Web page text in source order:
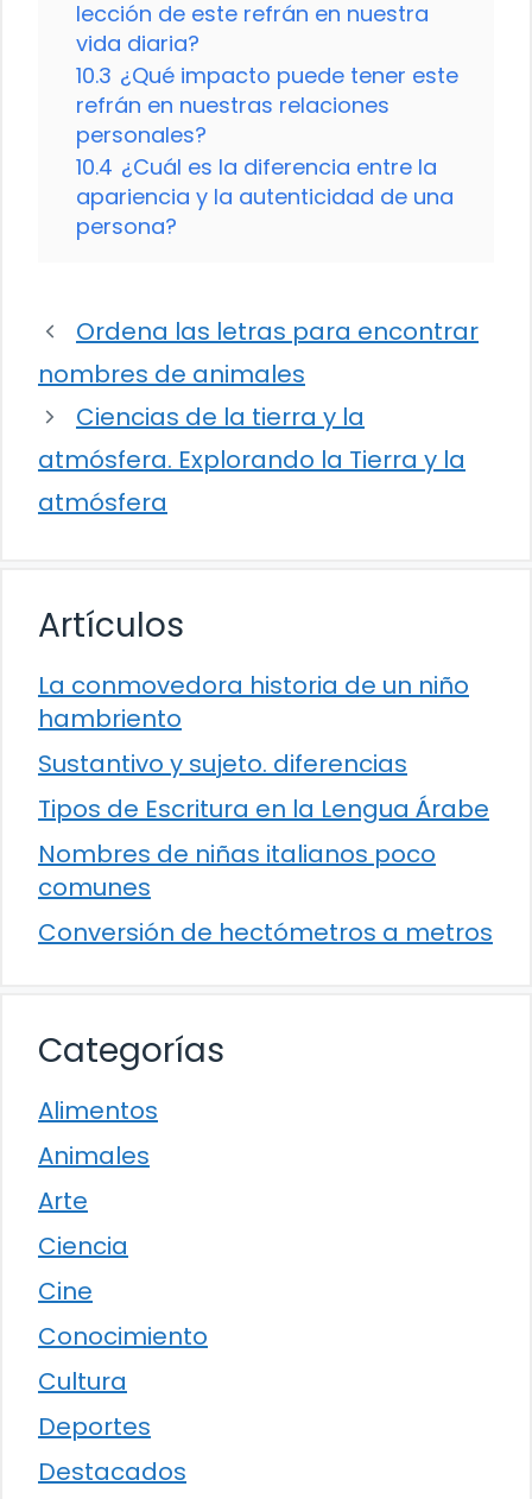
lección de este refrán en nuestra
vida diaria?
10.3 ¿Qué impacto puede tener este
refrán en nuestras relaciones
personales?
10.4 ¿Cuál es la diferencia entre la
apariencia y la autenticidad de una
persona?
Ordena las letras para encontrar
nombres de animales
Ciencias de la tierra y la
atmósfera. Explorando la Tierra y la
atmósfera
Artículos
La conmovedora historia de un niño
hambriento
Sustantivo y sujeto. diferencias
Tipos de Escritura en la Lengua Árabe
Nombres de niñas italianos poco
comunes
Conversión de hectómetros a metros
Categorías
Alimentos
Animales
Arte
Ciencia
Cine
Conocimiento
Cultura
Deportes
Destacados